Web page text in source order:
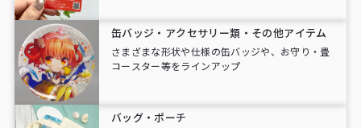
缶バッジ・アクセサリー類・その他アイテム
さまざまな形状や仕様の缶バッジや、お守り・畳
コースター等をラインアップ
バッグ・ポーチ